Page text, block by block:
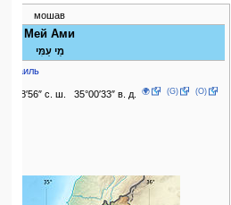
мошав
Мей Ами
מֵי עַמִּי
Израиль
32°28′56″ с. ш. 35°00′33″ в. д. 🌍 (G) (O)